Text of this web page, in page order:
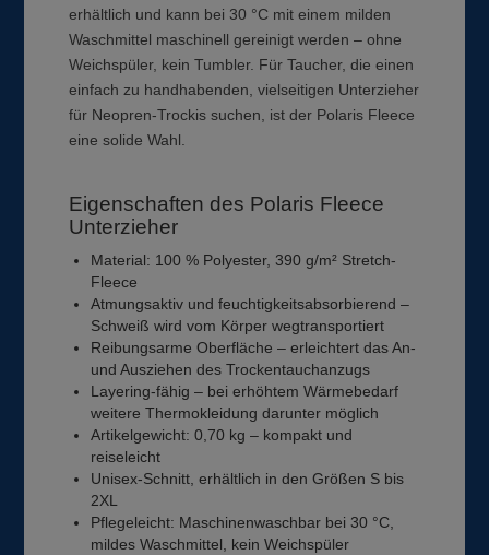
erhältlich und kann bei 30 °C mit einem milden
Waschmittel maschinell gereinigt werden – ohne
Weichspüler, kein Tumbler. Für Taucher, die einen
einfach zu handhabenden, vielseitigen Unterzieher
für Neopren-Trockis suchen, ist der Polaris Fleece
eine solide Wahl.
Eigenschaften des Polaris Fleece
Unterzieher
Material: 100 % Polyester, 390 g/m² Stretch-
Fleece
Atmungsaktiv und feuchtigkeitsabsorbierend –
Schweiß wird vom Körper wegtransportiert
Reibungsarme Oberfläche – erleichtert das An-
und Ausziehen des Trockentauchanzugs
Layering-fähig – bei erhöhtem Wärmebedarf
weitere Thermokleidung darunter möglich
Artikelgewicht: 0,70 kg – kompakt und
reiseleicht
Unisex-Schnitt, erhältlich in den Größen S bis
2XL
Pflegeleicht: Maschinenwaschbar bei 30 °C,
mildes Waschmittel, kein Weichspüler